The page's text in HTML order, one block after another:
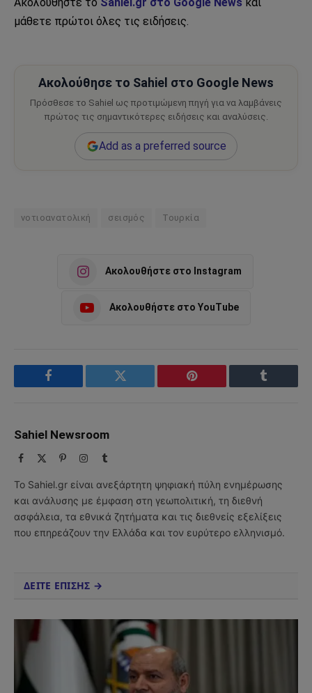
μάθετε πρώτοι όλες τις ειδήσεις.
Ακολούθησε το Sahiel στο Google News
Πρόσθεσε το Sahiel ως προτιμώμενη πηγή για να λαμβάνεις
πρώτος τις σημαντικότερες ειδήσεις και αναλύσεις.
Add as a preferred source
νοτιοανατολική σεισμός Τουρκία
Ακολουθήστε στο Instagram
Ακολουθήστε στο YouTube
Facebook Twitter Pinterest Tumblr
Sahiel Newsroom
Facebook PinterestInstagram
Tumblr
Το Sahiel.gr είναι ανεξάρτητη ψηφιακή πύλη ενημέρωσης
και ανάλυσης με έμφαση στη γεωπολιτική, τη διεθνή
ασφάλεια, τα εθνικά ζητήματα και τις διεθνείς εξελίξεις
που επηρεάζουν την Ελλάδα και τον ευρύτερο ελληνισμό.
ΔΕΙΤΕ ΕΠΙΣΗΣ →